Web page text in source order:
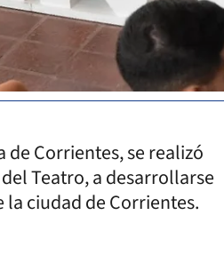
de Corrientes, se realizó
Teatro, a desarrollarse
ciudad de Corrientes.